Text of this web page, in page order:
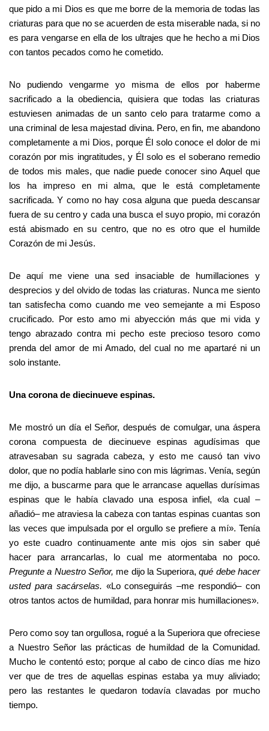
que pido a mi Dios es que me borre de la memoria de todas las
criaturas para que no se acuerden de esta miserable nada, si no
es para vengarse en ella de los ultrajes que he hecho a mi Dios
con tantos pecados como he cometido.
No pudiendo vengarme yo misma de ellos por haberme
sacrificado a la obediencia, quisiera que todas las criaturas
estuviesen animadas de un santo celo para tratarme como a
una criminal de lesa majestad divina. Pero, en fin, me abandono
completamente a mi Dios, porque Él solo conoce el dolor de mi
corazón por mis ingratitudes, y Él solo es el soberano remedio
de todos mis males, que nadie puede conocer sino Aquel que
los ha impreso en mi alma, que le está completamente
sacrificada. Y como no hay cosa alguna que pueda descansar
fuera de su centro y cada una busca el suyo propio, mi corazón
está abismado en su centro, que no es otro que el humilde
Corazón de mi Jesús.
De aquí me viene una sed insaciable de humillaciones y
desprecios y del olvido de todas las criaturas. Nunca me siento
tan satisfecha como cuando me veo semejante a mi Esposo
crucificado. Por esto amo mi abyección más que mi vida y
tengo abrazado contra mi pecho este precioso tesoro como
prenda del amor de mi Amado, del cual no me apartaré ni un
solo instante.
Una corona de diecinueve espinas.
Me mostró un día el Señor, después de comulgar, una áspera
corona compuesta de diecinueve espinas agudísimas que
atravesaban su sagrada cabeza, y esto me causó tan vivo
dolor, que no podía hablarle sino con mis lágrimas. Venía, según
me dijo, a buscarme para que le arrancase aquellas durísimas
espinas que le había clavado una esposa infiel, «la cual –
añadió– me atraviesa la cabeza con tantas espinas cuantas son
las veces que impulsada por el orgullo se prefiere a mí». Tenía
yo este cuadro continuamente ante mis ojos sin saber qué
hacer para arrancarlas, lo cual me atormentaba no poco.
Pregunte a Nuestro Señor, me dijo la Superiora,qué debe hacer
usted para sacárselas. «Lo conseguirás –me respondió– con
otros tantos actos de humildad, para honrar mis humillaciones».
Pero como soy tan orgullosa, rogué a la Superiora que ofreciese
a Nuestro Señor las prácticas de humildad de la Comunidad.
Mucho le contentó esto; porque al cabo de cinco días me hizo
ver que de tres de aquellas espinas estaba ya muy aliviado;
pero las restantes le quedaron todavía clavadas por mucho
tiempo.